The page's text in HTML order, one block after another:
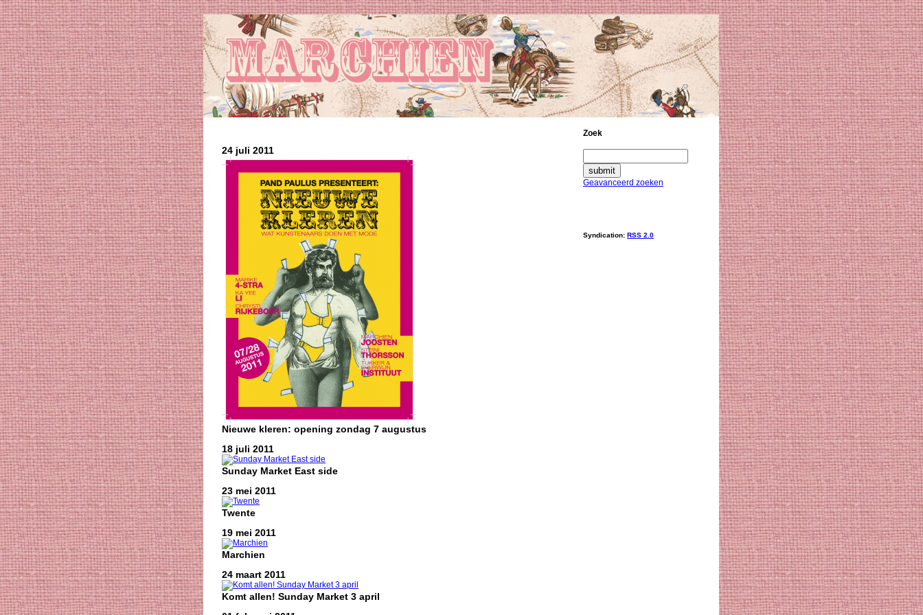
24 juli 2011
Nieuwe kleren: opening zondag 7 augustus
18 juli 2011
Sunday Market East side
23 mei 2011
Twente
19 mei 2011
Marchien
24 maart 2011
Komt allen! Sunday Market 3 april
Zoek
Geavanceerd zoeken
Syndication: RSS 2.0